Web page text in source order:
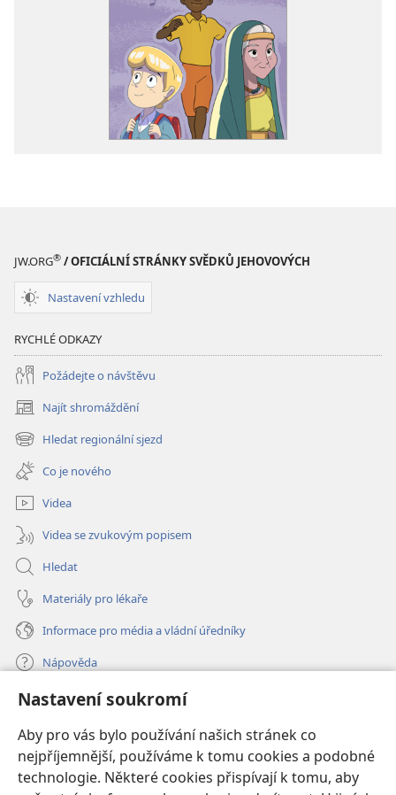
Nastavení soukromí
Aby pro vás bylo používání našich stránek co
nejpříjemnější, používáme k tomu cookies a podobné
technologie. Některé cookies přispívají k tomu, aby
JW.ORG® / OFICIÁLNÍ STRÁNKY SVĚDKŮ JEHOVOVÝCH
Nastavení vzhledu
RYCHLÉ ODKAZY
Požádejte o návštěvu
Najít shromáždění
(otevřeno
nové
okno)
Hledat regionální sjezd
(otevřeno
nové
okno)
Co je nového
Videa
Videa se zvukovým popisem
Hledat
Materiály pro lékaře
Informace pro média a vládní úředníky
Nápověda
Dary
nové
okno) ONLINE KNIHOVNA Strážné věže
(otevřeno
nové
®